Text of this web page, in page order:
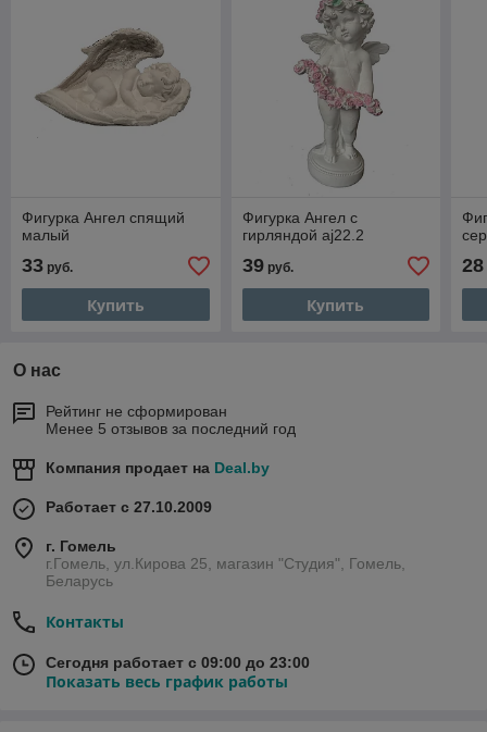
Фигурка Ангел спящий
малый
33 руб.
Купить
Фигурка Ангел с
гирляндой aj22.2
39руб.
Купить
28
О нас
Рейтинг не сформирован
Менее 5 отзывов за последний год
Компания продает на Deal.by
Работает с 27.10.2009
г. Гомель
г.Гомель, ул.Кирова 25, магазин "Студия", Гомель,
Беларусь
Контакты
Сегодня работает с 09:00 до 23:00
Показать весь график работы